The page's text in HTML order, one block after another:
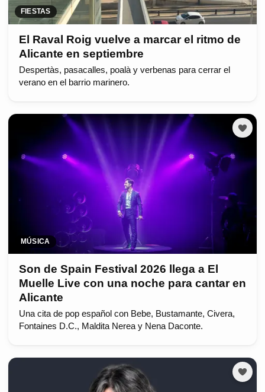
FIESTAS
El Raval Roig vuelve a marcar el ritmo de
Alicante en septiembre
Despertàs, pasacalles, poalà y verbenas para cerrar el
verano en el barrio marinero.
MÚSICA
Son de Spain Festival 2026 llega a El
Muelle Live con una noche para cantar en
Alicante
Una cita de pop español con Bebe, Bustamante, Civera,
Fontaines D.C., Maldita Nerea y Nena Daconte.